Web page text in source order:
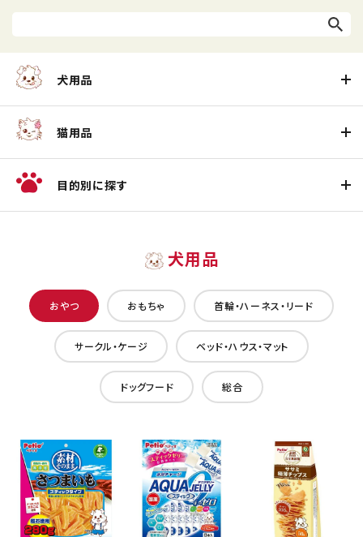
犬用品
猫用品
目的別に探す
犬用品
おやつ おもちゃ 首輪・ハーネス・リード
サークル・ケージ ベッド・ハウス・マット
ドッグフード 総合